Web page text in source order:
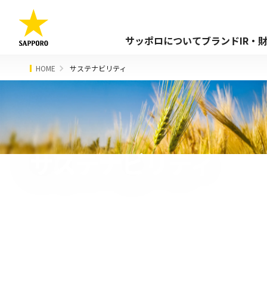
サッポロについてブランドIR・
HOME サステナビリティ
サステナビリティ